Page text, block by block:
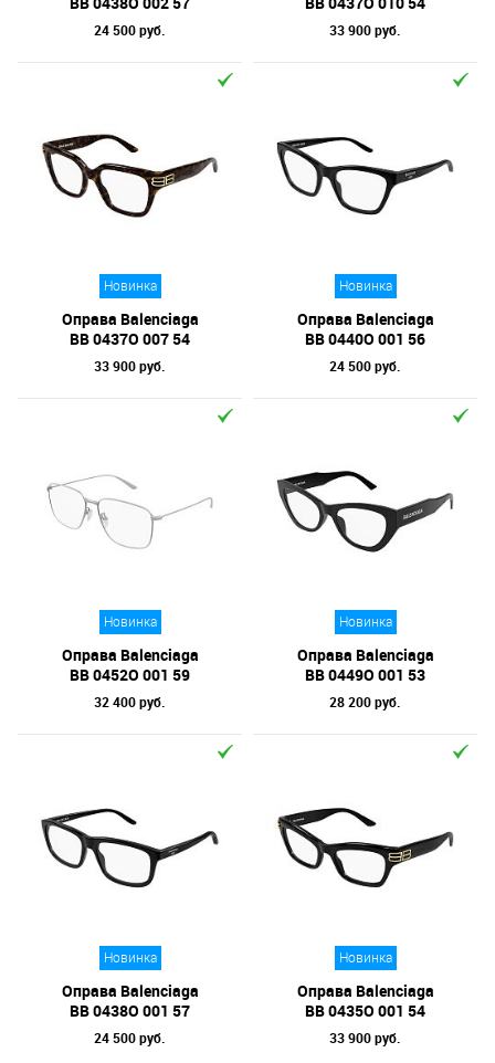
24 500 руб. 33 900 руб.
Новинка
Оправа Balenciaga
BB 0437O 007 54
33 900 руб.
Новинка
Оправа Balenciaga
BB 0440O 001 56
24 500 руб.
Новинка
Оправа Balenciaga
BB 0452O 001 59
32 400 руб.
Новинка
Оправа Balenciaga
BB 0449O 001 53
28 200 руб.
Новинка
Оправа Balenciaga
BB 0438O 001 57
24 500 руб.
Новинка
Оправа Balenciaga
BB 0435O 001 54
33 900 руб.